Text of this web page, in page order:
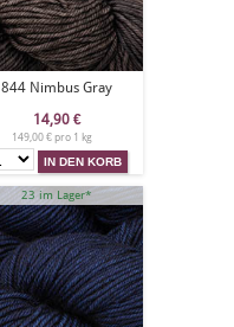
844 Nimbus Gray
14,90 €
149,00 € pro 1 kg
23 im Lager*